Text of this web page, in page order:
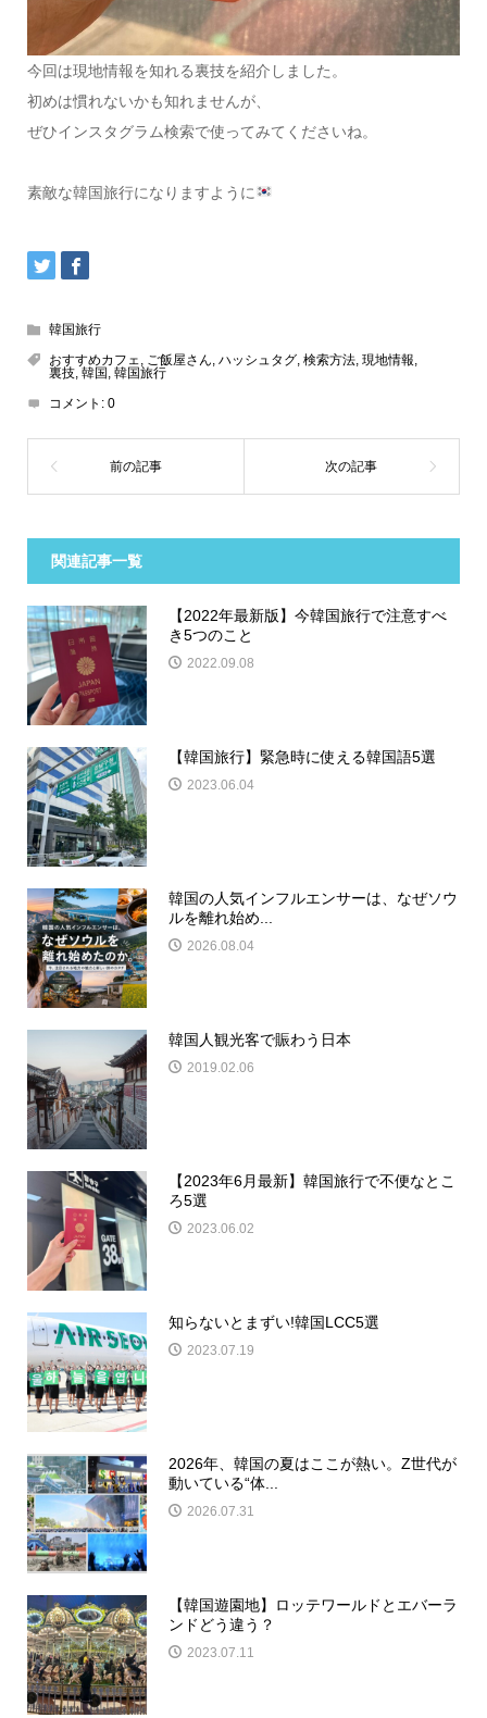
今回は現地情報を知れる裏技を紹介しました。
初めは慣れないかも知れませんが、
ぜひインスタグラム検索で使ってみてくださいね。
素敵な韓国旅行になりますように
韓国旅行
おすすめカフェ
ご飯屋さん ハッシュタグ, 検索方法, 現地情報
裏技, 韓国 韓国旅行
コメント: 0
関連記事一覧
【2022年最新版】今韓国旅行で注意すべ
き5つのこと
2022.09.08
【韓国旅行】緊急時に使える韓国語5選
2023.06.04
韓国の人気インフルエンサーは、なぜソウ
ルを離れ始め...
2026.08.04
韓国人観光客で賑わう日本
2019.02.06
【2023年6月最新】韓国旅行で不便なとこ
ろ5選
2023.06.02
知らないとまずい!韓国LCC5選
2023.07.19
2026年、韓国の夏はここが熱い。Z世代が
動いている“体...
2026.07.31
【韓国遊園地】ロッテワールドとエバーラ
ンドどう違う？
2023.07.11